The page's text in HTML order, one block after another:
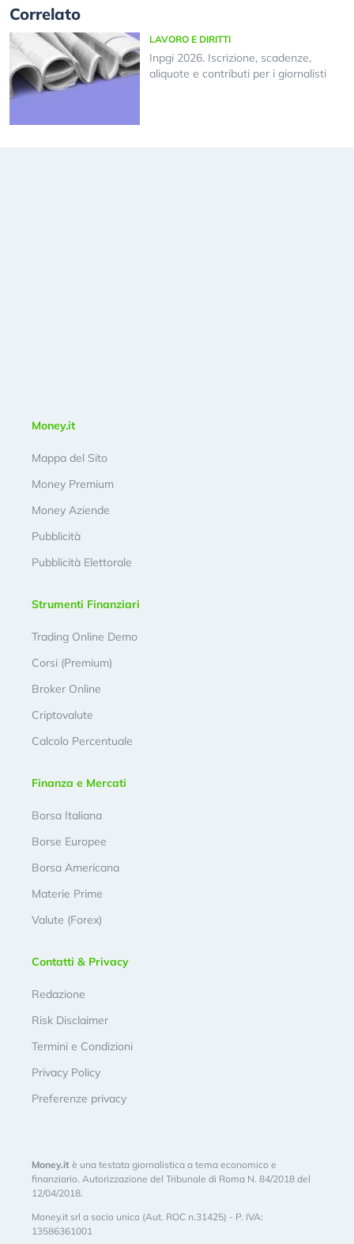
Correlato
LAVORO E DIRITTI
Inpgi 2026. Iscrizione, scadenze,
aliquote e contributi per i giornalisti
Money.it
Mappa del Sito
Money Premium
Money Aziende
Pubblicità
Pubblicità Elettorale
Strumenti Finanziari
Trading Online Demo
Corsi (Premium)
Broker Online
Criptovalute
Calcolo Percentuale
Finanza e Mercati
Borsa Italiana
Borse Europee
Borsa Americana
Materie Prime
Valute (Forex)
Contatti & Privacy
Redazione
Risk Disclaimer
Termini e Condizioni
Privacy Policy
Preferenze privacy
Money.it è una testata giornalistica a tema economico e
finanziario. Autorizzazione del Tribunale di Roma N. 84/2018 del
12/04/2018.
Money.it srl a socio unico (Aut. ROC n.31425) - P. IVA:
13586361001